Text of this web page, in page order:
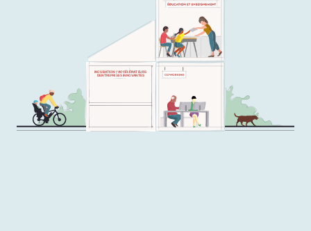
COWORKING
INCUBATION / ACCÉLÉRATEURS
DENTREPRISES INNOVANTES